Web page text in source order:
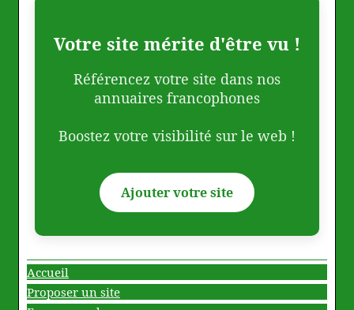
Votre site mérite d'être vu !
Référencez votre site dans nos
annuaires francophones
Boostez votre visibilité sur le web !
Ajouter votre site
Accueil
Proposer un site